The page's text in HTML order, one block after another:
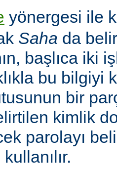
yönergesi ile
Saha da
başlıca iki
bu bilgiyi
bir
kimlik
parolayı